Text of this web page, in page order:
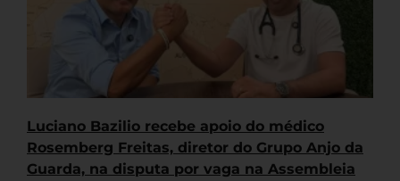
Luciano Bazilio recebe apoio do médico
Rosemberg Freitas, diretor do Grupo Anjo da
Guarda, na disputa por vaga na Assembleia